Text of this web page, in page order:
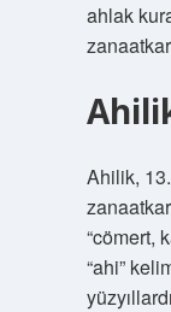
ahlak
Ahilik,
“cömert,
“ahi”